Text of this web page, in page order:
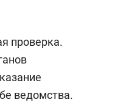
проверка.
ведомства.